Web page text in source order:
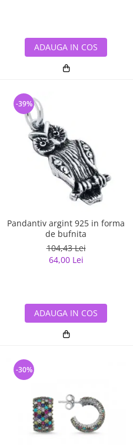
ADAUGA IN COS
Pandantiv argint 925 in forma
de bufnita
104,43 Lei
64,00 Lei
-39%
ADAUGA IN COS
-30%